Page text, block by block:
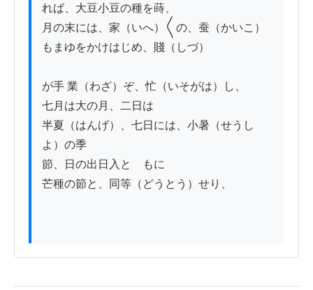
れば、大豆小豆の種を蒔、
月の末には、家（いへ）〱の、蚕（かいこ）
もまゆをかけはじめ、賤（しづ）
が手 業（わざ）ぞ、忙（いそがは）し、
七月は大の月、二日は
半夏（はんげ）、七日には、小暑（せうし
よ）の季
節、日の出日入とゝもに
芒種の節と、同等（どうとう）せり、